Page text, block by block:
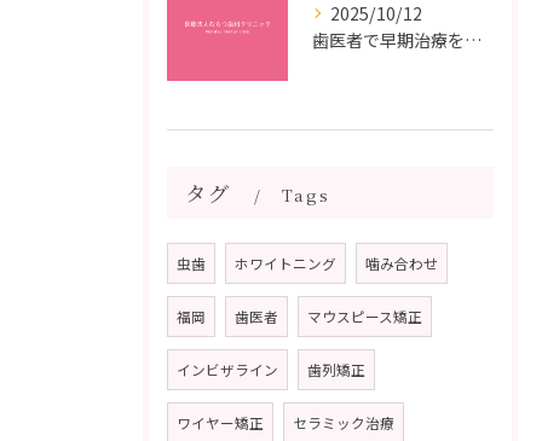
2025/10/12
歯医者で早期治療を受けるメリットと虫歯悪化を防ぐ最短ステップ
タグ Tags
虫歯 ホワイトニング 噛み合わせ
福岡 歯医者 マウスピース矯正
インビザライン 歯列矯正
ワイヤー矯正 セラミック治療